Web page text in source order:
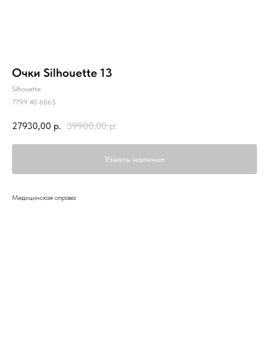
Очки Silhouette 13
Silhouette
7799 40 6065
27930,00 р. 39900,00 р.
Узнать наличие
Медицинская оправа